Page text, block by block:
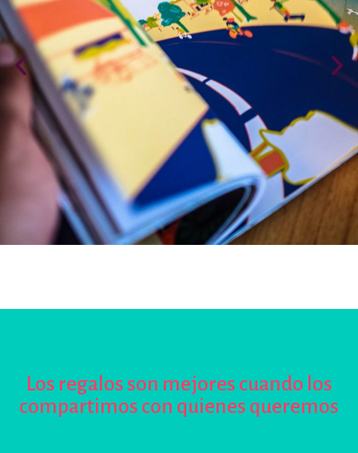
Los regalos son mejores cuando los
compartimos con quienes queremos